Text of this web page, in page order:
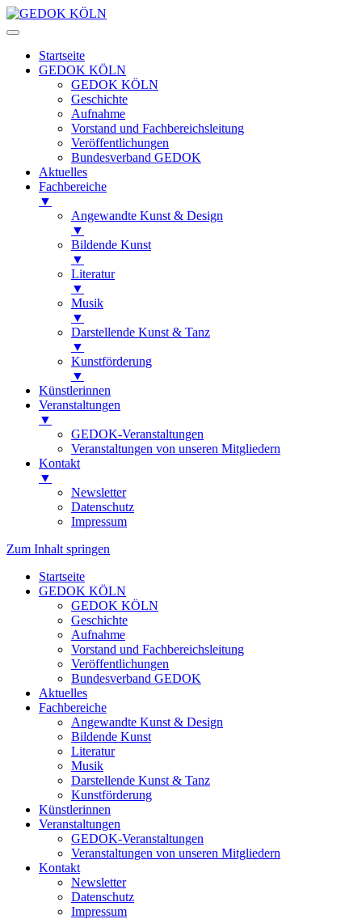
Startseite
GEDOK KÖLN
GEDOK KÖLN
Geschichte
Aufnahme
Vorstand und Fachbereichsleitung
Veröffentlichungen
Bundesverband GEDOK
Aktuelles
Fachbereiche
▼
Angewandte Kunst & Design
▼
Bildende Kunst
▼
Literatur
▼
Musik
▼
Darstellende Kunst & Tanz
▼
Kunstförderung
▼
Künstlerinnen
Veranstaltungen
▼
GEDOK-Veranstaltungen
Veranstaltungen von unseren Mitgliedern
Kontakt
▼
Newsletter
Datenschutz
Impressum
Zum Inhalt springen
Startseite
GEDOK KÖLN
GEDOK KÖLN
Geschichte
Aufnahme
Vorstand und Fachbereichsleitung
Veröffentlichungen
Bundesverband GEDOK
Aktuelles
Fachbereiche
Angewandte Kunst & Design
Bildende Kunst
Literatur
Musik
Darstellende Kunst & Tanz
Kunstförderung
Künstlerinnen
Veranstaltungen
GEDOK-Veranstaltungen
Veranstaltungen von unseren Mitgliedern
Kontakt
Newsletter
Datenschutz
Impressum